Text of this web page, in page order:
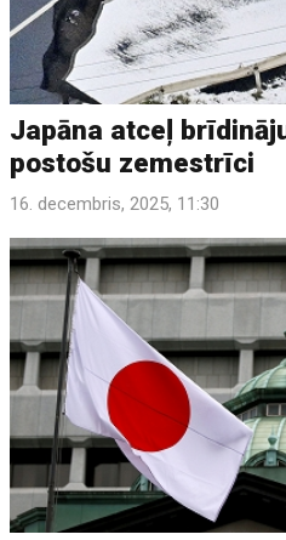
Japāna atceļ
postošu zemestrīci
16. decembris, 2025, 11:30